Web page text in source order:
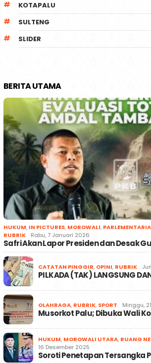
KOTAPALU
SULTENG
SLIDER
BERITA UTAMA
HUKUM, IN PICTURES, MOROWALI, PARLEMENTARIA
RUBRIK
Rabu, 7 Januari 2026
Safri Akan Lapor Presiden dan Desak
CATATAN PINGGIR, OPINI, RUBRIK
PILKADA (TAK) LANGSUNG
OLAHRAGA, RUBRIK, SPORT Minggu,
Musorkot Palu; Dibuka Wali
HUKUM, MOROWALI UTARA, RUANG
16 Desember 2025
Soroti Penetapan Tersangka